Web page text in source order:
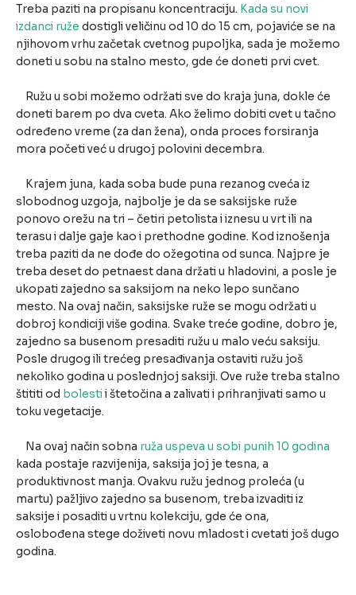
Treba paziti na propisanu koncentraciju. Kada su novi
izdanci ruže dostigli veličinu od 10 do 15 cm, pojaviće se na
njihovom vrhu začetak cvetnog pupoljka, sada je možemo
doneti u sobu na stalno mesto, gde će doneti prvi cvet.
Ružu u sobi možemo održati sve do kraja juna, dokle će
doneti barem po dva cveta. Ako želimo dobiti cvet u tačno
određeno vreme (za dan žena), onda proces forsiranja
mora početi već u drugoj polovini decembra.
Krajem juna, kada soba bude puna rezanog cveća iz
slobodnog uzgoja, najbolje je da se saksijske ruže
ponovo orežu na tri – četiri petolista i iznesu u vrt ili na
terasu i dalje gaje kao i prethodne godine. Kod iznošenja
treba paziti da ne dođe do ožegotina od sunca. Najpre je
treba deset do petnaest dana držati u hladovini, a posle je
ukopati zajedno sa saksijom na neko lepo sunčano
mesto. Na ovaj način, saksijske ruže se mogu održati u
dobroj kondiciji više godina. Svake treće godine, dobro je,
zajedno sa busenom presaditi ružu u malo veću saksiju.
Posle drugog ili trećeg presađivanja ostaviti ružu još
nekoliko godina u poslednjoj saksiji. Ove ruže treba stalno
štititi od bolestii štetočina a zalivati i prihranjivati samo u
toku vegetacije.
Na ovaj način sobna ruža uspeva u sobi punih 10 godina
kada postaje razvijenija, saksija joj je tesna, a
produktivnost manja. Ovakvu ružu jednog proleća (u
martu) pažljivo zajedno sa busenom, treba izvaditi iz
saksije i posaditi u vrtnu kolekciju, gde će ona,
oslobođena stege doživeti novu mladost i cvetati još dugo
godina.